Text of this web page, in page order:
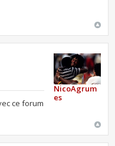
ce forum
NicoAgrum
es